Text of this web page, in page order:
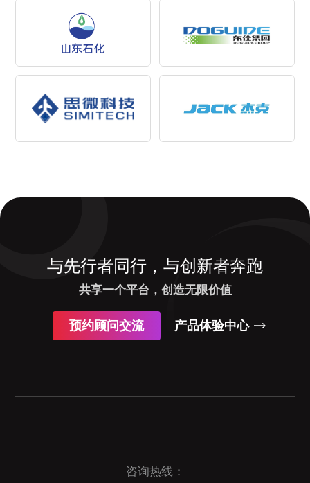
与先行者同行，与创新者奔跑
共享一个平台，创造无限价值
预约顾问交流 产品体验中心
咨询热线：